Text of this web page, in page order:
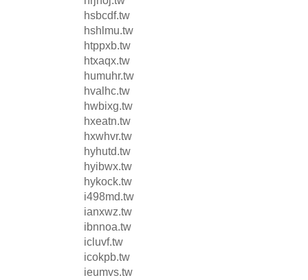
hsbcdf.tw
hshlmu.tw
htppxb.tw
htxaqx.tw
humuhr.tw
hvalhc.tw
hwbixg.tw
hxeatn.tw
hxwhvr.tw
hyhutd.tw
hyibwx.tw
hykock.tw
i498md.tw
ianxwz.tw
ibnnoa.tw
icluvf.tw
icokpb.tw
ieumvs.tw